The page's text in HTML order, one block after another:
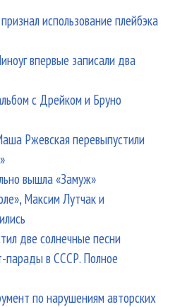
использование плейбэка
впервые записали два
с Дрейком и Бруно
Ржевская перевыпустили
вышла «Замуж»
Максим Лутчак и
две солнечные песни
парады в СССР. Полное
по нарушениям авторских